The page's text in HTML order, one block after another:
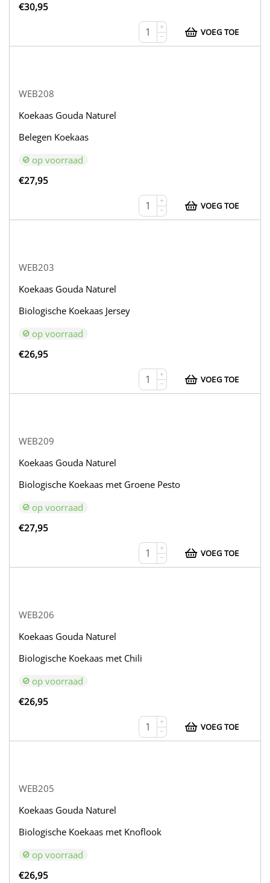
€30,95
+
−
VOEG TOE
WEB208
Koekaas Gouda Naturel
Belegen Koekaas
op voorraad
€27,95
+
−
VOEG TOE
WEB203
Koekaas Gouda Naturel
Biologische Koekaas Jersey
op voorraad
€26,95
+
−
VOEG TOE
WEB209
Koekaas Gouda Naturel
Biologische Koekaas met Groene Pesto
op voorraad
€27,95
+
−
VOEG TOE
WEB206
Koekaas Gouda Naturel
Biologische Koekaas met Chili
op voorraad
€26,95
+
−
VOEG TOE
WEB205
Koekaas Gouda Naturel
Biologische Koekaas met Knoflook
op voorraad
€26,95